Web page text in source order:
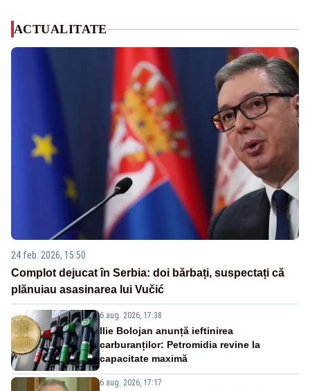
ACTUALITATE
24 feb. 2026, 15:50
Complot dejucat în Serbia: doi bărbați, suspectați că
plănuiau asasinarea lui Vučić
6 aug. 2026, 17:38
Ilie Bolojan anunță ieftinirea
carburanților: Petromidia revine la
capacitate maximă
6 aug. 2026, 17:17